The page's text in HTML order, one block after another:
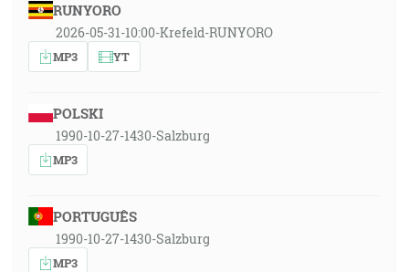
RUNYORO
2026-05-31-10:00-Krefeld-RUNYORO
MP3 YT
POLSKI
1990-10-27-1430-Salzburg
MP3
PORTUGUÊS
1990-10-27-1430-Salzburg
MP3